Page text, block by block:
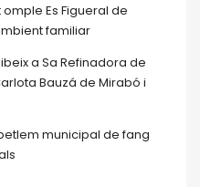
Es Figueral de
familiar
a Sa Refinadora de
Bauzá de Mirabó i
municipal de fang